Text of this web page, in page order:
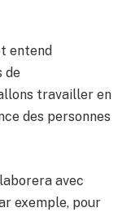
entend
de
travailler en
des personnes
avec
exemple, pour